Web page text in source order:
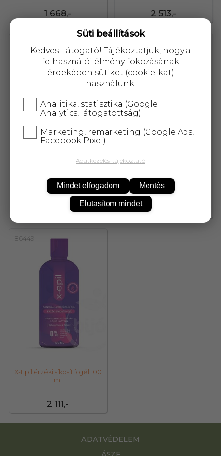
1 668,- 2 513,-
2 513,-
Masculan warming pumpás
sikosító gél 75 ml
3 558,-
Sába intim síkositó gél 75 g
86449
2 111,-
X-Epil érzéki síkosító gél 100
ml
ADATVÉDELEM
ÁSZF
Süti beállítások
Kedves Látogató! Tájékoztatjuk, hogy a
felhasználói élmény fokozásának
érdekében sütiket (cookie-kat)
használunk.
Analitika, statisztika (Google
Analytics, látogatottság)
Marketing, remarketing (Google Ads,
Facebook Pixel)
Adatkezelési tájékoztató
Mindet elfogadom Mentés
Elutasítom mindet